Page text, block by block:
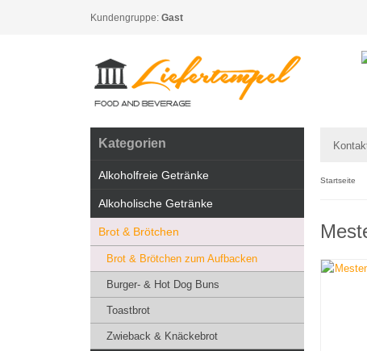
Kundengruppe: Gast
Startseite
Kategorien
Alkoholfreie Getränke
Alkoholische Getränke
Brot & Brötchen
Brot & Brötchen zum Aufbacken
Burger- & Hot Dog Buns
Toastbrot
Zwieback & Knäckebrot